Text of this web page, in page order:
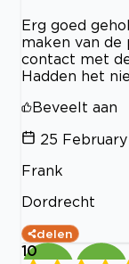
Erg goed
maken van de
contact met
Hadden het
Beveelt aan
25
Frank
Dordrecht
delen
10